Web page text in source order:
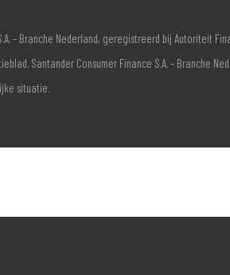
– Branche Nederland, geregistreerd bij Autoriteit
Santander Consumer Finance S.A. – Branche
situatie.